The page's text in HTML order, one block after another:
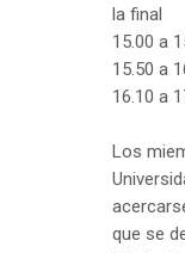
la final
15.00 a
15.50 a
16.10 a
Los
que se